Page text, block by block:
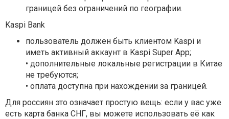
границей без ограничений по географии.
Kaspi Bank
пользователь должен быть клиентом Kaspi и
иметь активный аккаунт в Kaspi Super App;
• дополнительные локальные регистрации в Китае
не требуются;
• оплата доступна при нахождении за границей.
Для россиян это означает простую вещь: если у вас уже
есть карта банка СНГ, вы можете использовать её как